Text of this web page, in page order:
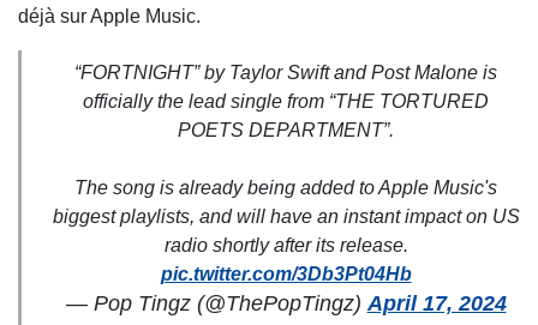
déjà sur Apple Music.
“FORTNIGHT” by Taylor Swift and Post Malone is
officially the lead single from “THE TORTURED
POETS DEPARTMENT”.
The song is already being added to Apple Music's
biggest playlists, and will have an instant impact on US
radio shortly after its release.
pic.twitter.com/3Db3Pt04Hb
— Pop Tingz (@ThePopTingz)April 17, 2024